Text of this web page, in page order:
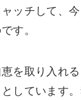
ッチして、
す。
を取り入れ
しています